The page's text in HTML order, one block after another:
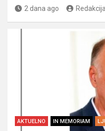
2 dana ago Redakcija
AKTUELNO IN MEMORIAM